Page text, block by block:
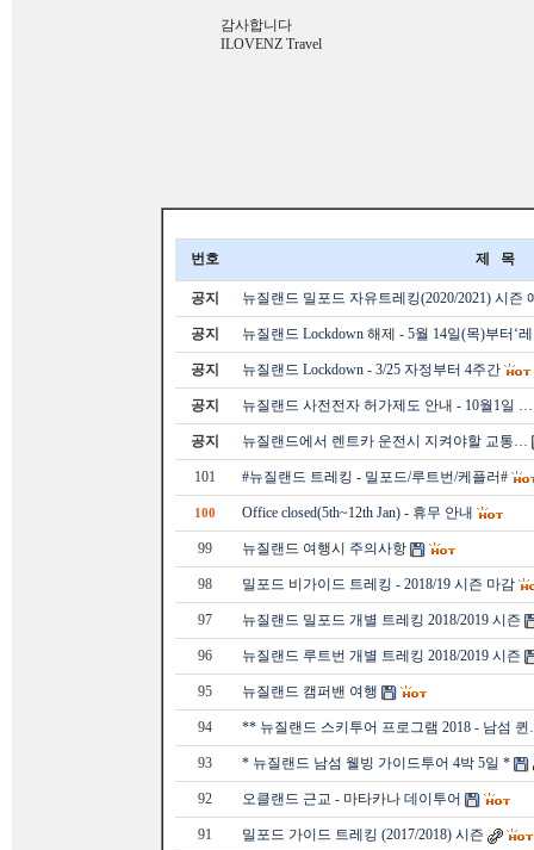
감사합니다
ILOVENZ Travel
번호 제 목
공지 뉴질랜드 밀포드 자유트레킹(2020/2021) 시즌
공지 뉴질랜드 Lockdown 해제 - 5월 14일(목)부터‘
공지 뉴질랜드 Lockdown - 3/25 자정부터 4주간
공지 뉴질랜드 사전전자 허가제도 안내 - 10월1일 …
공지 뉴질랜드에서 렌트카 운전시 지켜야할 교통…
101 #뉴질랜드 트레킹 - 밀포드/루트번/케플러#
100 Office closed(5th~12th Jan) - 휴무 안내
99 뉴질랜드 여행시 주의사항
98 밀포드 비가이드 트레킹 - 2018/19 시즌 마감
97 뉴질랜드 밀포드 개별 트레킹 2018/2019 시즌
96 뉴질랜드 루트번 개별 트레킹 2018/2019 시즌
95 뉴질랜드 캠퍼밴 여행
94 ** 뉴질랜드 스키투어 프로그램 2018 - 남섬
93 * 뉴질랜드 남섬 웰빙 가이드투어 4박 5일 *
92 오클랜드 근교 - 마타카나 데이투어
91 밀포드 가이드 트레킹 (2017/2018) 시즌